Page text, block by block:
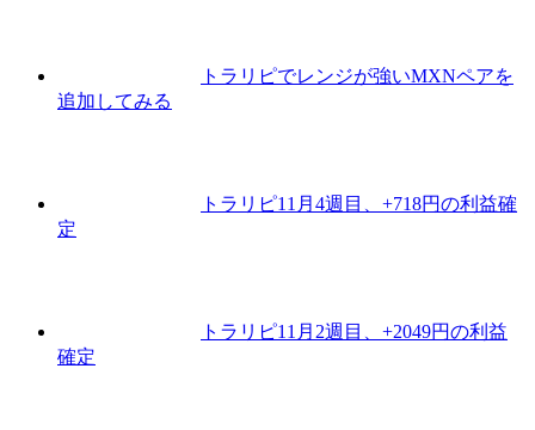
トラリピでレンジが強いMXNペアを
追加してみる
トラリピ11月4週目、+718円の利益確
定
トラリピ11月2週目、+2049円の利益
確定